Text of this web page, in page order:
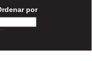
por